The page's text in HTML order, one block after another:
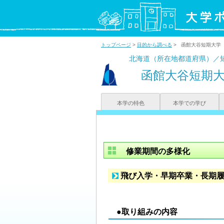
トップページ > 目的から調べる > 函館大谷短期大学
北海道（所在地都道府県）／
函館大谷短期
本学の特色 本学での学び
修業期間の多様化
飛び入学・早期卒業・長期
●取り組みの内容